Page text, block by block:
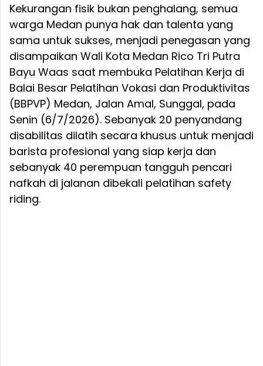
Kekurangan fisik bukan penghalang, semua
warga Medan punya hak dan talenta yang
sama untuk sukses, menjadi penegasan yang
disampaikan Wali Kota Medan Rico Tri Putra
Bayu Waas saat membuka Pelatihan Kerja di
Balai Besar Pelatihan Vokasi dan Produktivitas
(BBPVP) Medan, Jalan Amal, Sunggal, pada
Senin (6/7/2026). Sebanyak 20 penyandang
disabilitas dilatih secara khusus untuk menjadi
barista profesional yang siap kerja dan
sebanyak 40 perempuan tangguh pencari
nafkah di jalanan dibekali pelatihan safety
riding.